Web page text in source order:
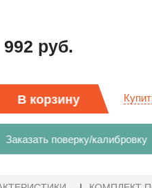
992 руб.
В корзину
Заказать поверку/калибровку